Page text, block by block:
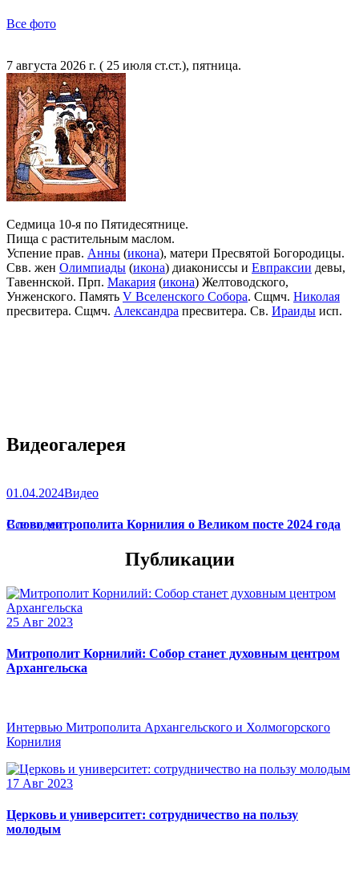
Все фото
7 августа 2026 г. ( 25 июля ст.ст.), пятница.
Седмица 10-я по Пятидесятнице.
Пища с растительным маслом.
Успение прав. Анны (икона), матери Пресвятой Богородицы.
Свв. жен Олимпиады (икона) диакониссы и Евпраксии девы,
Тавеннской. Прп. Макария (икона) Желтоводского,
Унженского. Память V Вселенского Собора. Сщмч. Николая
пресвитера. Сщмч. Александра пресвитера. Св. Ираиды исп.
Видеогалерея
01.04.2024Видео
Слово митрополита Корнилия о Великом посте 2024 года
Все видео
Публикации
25 Авг 2023
Митрополит Корнилий: Собор станет духовным центром
Архангельска
Интервью Митрополита Архангельского и Холмогорского
Корнилия
17 Авг 2023
Церковь и университет: сотрудничество на пользу
молодым